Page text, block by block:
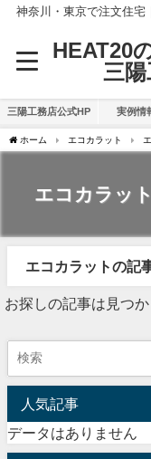
神奈川・東京で注文住宅
HEAT20
三
三陽工務店公式HP 実例情
ホーム エコカラット
エコカラット
エコカラットの記
お探しの記事は見つか
人気記事
データはありません